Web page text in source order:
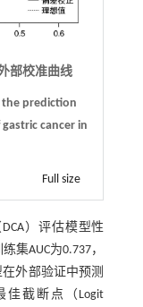
部校准曲线
the prediction
cancer in
Full size
）评估模型性
集AUC为0.737，
外部验证中预测
截断点（Logit